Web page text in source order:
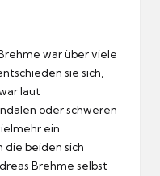
war über viele
sie sich,
laut
oder schweren
ein
die beiden sich
Brehme selbst